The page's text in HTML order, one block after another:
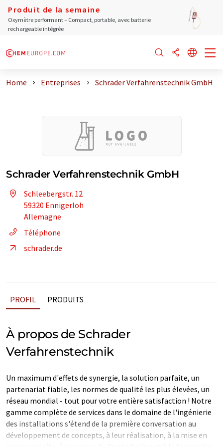
Produit de la semaine
Oxymètre performant – Compact, portable, avec batterie
rechargeable intégrée
Home Entreprises Schrader Verfahrenstechnik GmbH
Schrader Verfahrenstechnik GmbH
Schleebergstr. 12
59320 Ennigerloh
Allemagne
Téléphone
schrader.de
PROFIL PRODUITS
À propos de Schrader
Verfahrenstechnik
Un maximum d'effets de synergie, la solution parfaite, un
partenariat fiable, les normes de qualité les plus élevées, un
réseau mondial - tout pour votre entière satisfaction ! Notre
gamme complète de services dans le domaine de l'ingénierie
des installations s'étend de la première conversation au
développement de concepts, à leur réalisation, à la mise en